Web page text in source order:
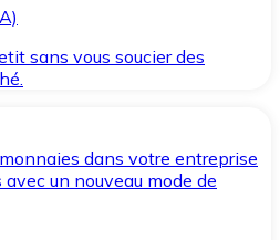
sans vous soucier des
dans votre entreprise
un nouveau mode de